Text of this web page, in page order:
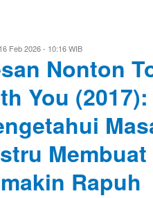
16 Feb 2026 - 10:16 WIB
Nonton
You
Membuat
Rapuh